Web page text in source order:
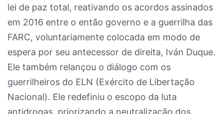
lei de paz total, reativando os acordos assinados
em 2016 entre o então governo e a guerrilha das
FARC, voluntariamente colocada em modo de
espera por seu antecessor de direita, Iván Duque.
Ele também relançou o diálogo com os
guerrilheiros do ELN (Exército de Libertação
Nacional). Ele redefiniu o escopo da luta
antidrogas, priorizando a neutralização dos